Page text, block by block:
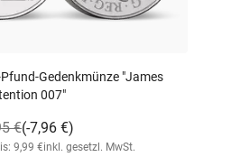
Gedenkmünze "James
007"
(-7,96 €)
€
9,99 €inkl. gesetzl. MwSt.